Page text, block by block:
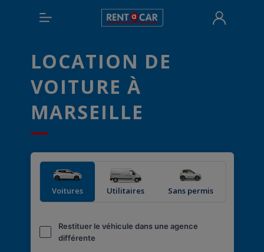
LOCATION DE
VOITURE À
MARSEILLE
Voitures Utilitaires Sans permis
Restituer le véhicule dans une agence
différente